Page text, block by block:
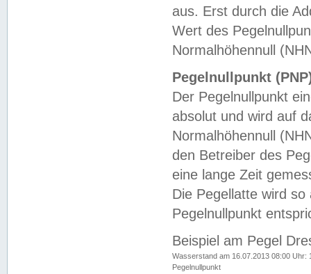
aus. Erst durch die
Wert des
Normalhöhennull
Pegelnullpunkt
Der Pegelnullpunkt
absolut und wird auf
Normalhöhennull
den Betreiber des
eine lange Zeit
Die Pegellatte wird
Pegelnullpunkt
Beispiel am Pegel
Wasserstand am 16.07.2013 08:00 Uhr:
Pegelnullpunkt